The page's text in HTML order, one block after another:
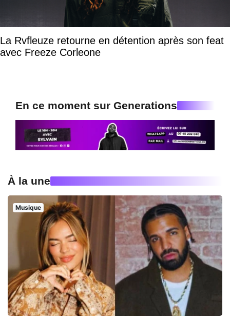
La Rvfleuze retourne en détention après son feat
avec Freeze Corleone
En ce moment sur Generations
À la une
Musique